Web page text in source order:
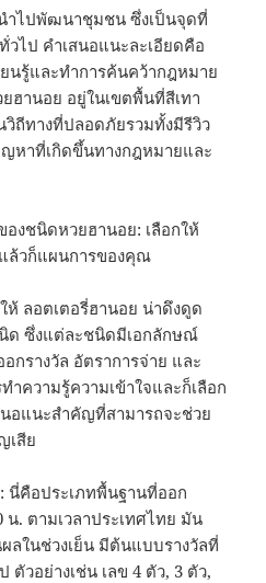
ำไปพัฒนาชุมชน ซึ่งเป็นจุดที่
ไป คำเสนอแนะละเอียดคือ
นรู้และทำการค้นคว้ากฎหมาย
ฮานอย อยู่ในเขตพื้นที่สีเทา
วิถีทางที่ปลอดภัยรวมทั้งมีรีวิว
ญหาที่เกิดขึ้นทางกฎหมายและ
งชนิดหวยฮานอย: เลือกให้
ล้วก็แผนการของคุณ
ลอตเตอรี่ฮานอย น่าดึงดูด
ด ซึ่งแต่ละชนิดมีเอกลักษณ์
กรางวัล อัตราการจ่าย และ
ำความรู้ความเข้าใจและก็เลือก
อแนะสำคัญที่สามารถจะช่วย
เสีย
นี่คือประเภทพื้นฐานที่ออก
น. ตามเวลาประเทศไทย มัน
ลในช่วงเย็น มีต้นแบบรางวัลที่
วอย่างเช่น เลข 4 ตัว, 3 ตัว,